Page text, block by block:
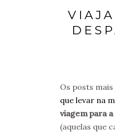
Os posts
que levar na
viagem para
(aquelas que